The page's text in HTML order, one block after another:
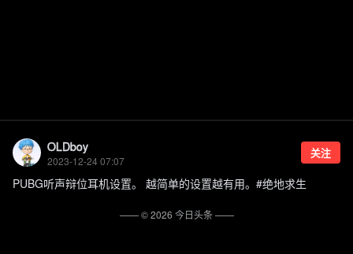
OLDboy
2023-12-24 07:07
关注
PUBG听声辩位耳机设置。 越简单的设置越有用。#绝地求生
—— ©2026 今日头条——